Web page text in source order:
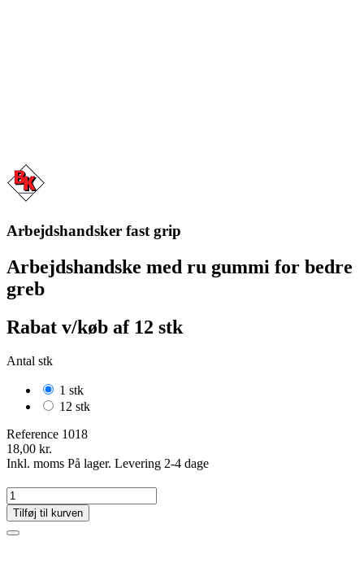
Arbejdshandsker fast grip
Arbejdshandske med ru gummi for bedre
greb
Rabat v/køb af 12 stk
Antal stk
1 stk
12 stk
Reference 1018
18,00 kr.
Inkl. moms På lager. Levering 2-4 dage
Tilføj til kurven